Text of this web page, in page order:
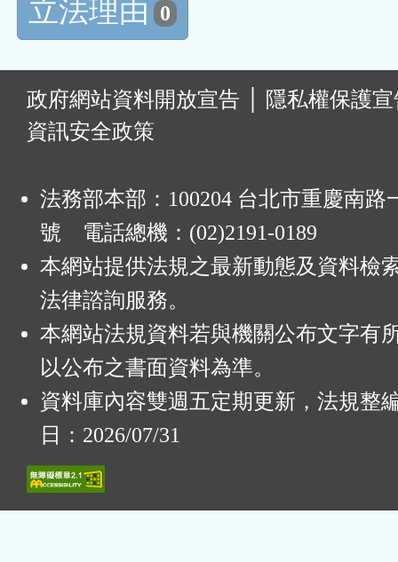
立法理由 0
政府網站資料開放宣告
隱私權保護
資訊安全政策
法務部本部：100204 台北市重慶南路
號 電話總機：(02)2191-0189
本網站提供法規之最新動態及資料檢
法律諮詢服務。
本網站法規資料若與機關公布文字有
以公布之書面資料為準。
資料庫內容雙週五定期更新，法規整
日：2026/07/31